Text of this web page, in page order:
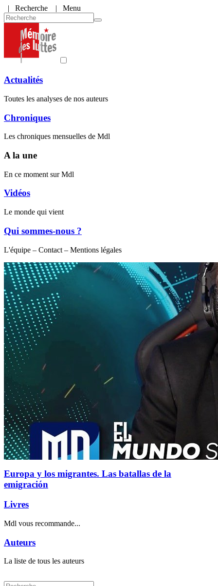
| Recherche | Menu
Actualités
Toutes les analyses de nos auteurs
Chroniques
Les chroniques mensuelles de Mdl
A la une
En ce moment sur Mdl
Vidéos
Le monde qui vient
Qui sommes-nous ?
L'équipe – Contact – Mentions légales
Europa y los migrantes. Las batallas de la
emigración
Livres
Mdl vous recommande...
Auteurs
La liste de tous les auteurs